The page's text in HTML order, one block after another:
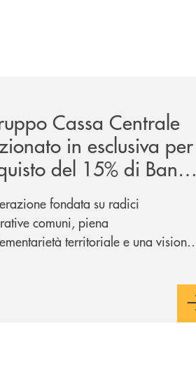
Cassa Centrale
in esclusiva per
del 15% di Banca
1884
fondata su radici
comuni, piena
territoriale e una visione